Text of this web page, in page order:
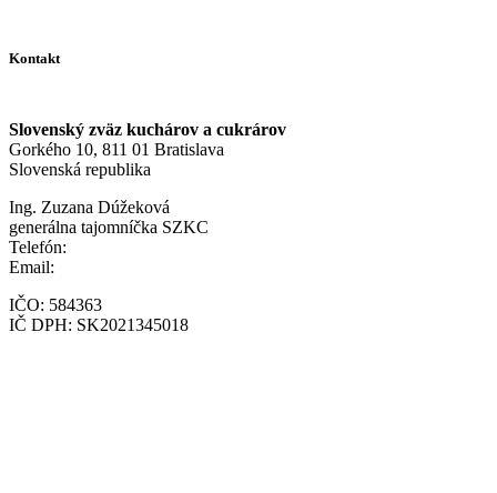
Kontakt
Slovenský zväz kuchárov a cukrárov
Gorkého 10, 811 01 Bratislava
Slovenská republika
Ing. Zuzana Dúžeková
generálna tajomníčka SZKC
Telefón:
Email:
IČO: 584363
IČ DPH: SK2021345018